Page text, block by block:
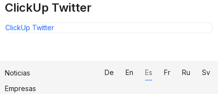
ClickUp Twitter
ClickUp Twitter
Noticias
Empresas
De En Es Fr Ru Sv